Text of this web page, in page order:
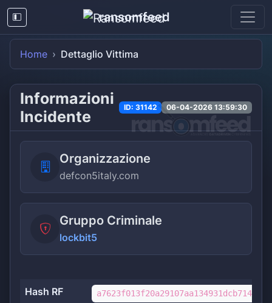
ransomfeed
Home Dettaglio Vittima
Informazioni
Incidente
ID: 31142 06-04-2026 13:59:30
Organizzazione
defcon5italy.com
Gruppo Criminale
lockbit5
Hash RF